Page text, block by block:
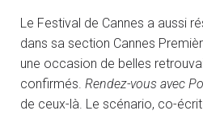
Le Festival de Cannes a aussi
dans sa section Cannes
une occasion de belles
confirmés. Rendez-vous avec
de ceux-là. Le scénario, co-